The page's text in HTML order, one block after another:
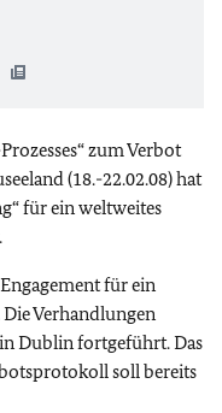
zum Verbot
(18.-22.02.08) hat
für ein weltweites
für ein
Verhandlungen
Dublin fortgeführt. Das
soll bereits